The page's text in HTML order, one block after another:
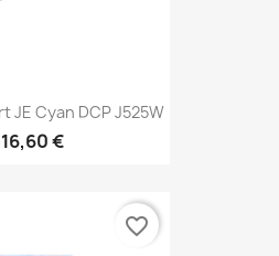
JE Cyan DCP J525W
16,60 €
favorite_border